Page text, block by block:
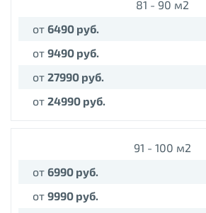
81 - 90 м2
от 6490 руб.
от 9490 руб.
от 27990 руб.
от 24990 руб.
91 - 100 м2
от 6990 руб.
от 9990 руб.